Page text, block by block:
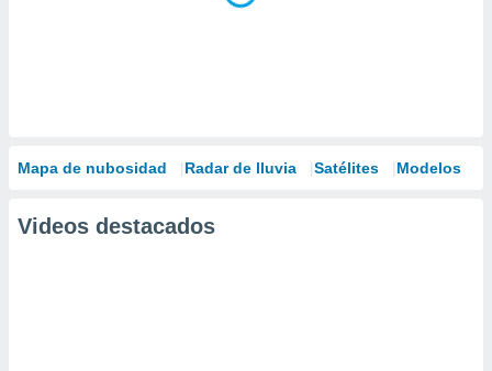
Mapa de nubosidad Radar de lluvia Satélites Modelos
Videos destacados